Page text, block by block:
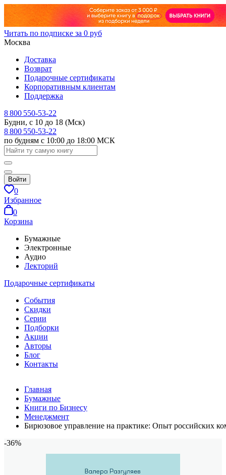
Читать по подписке за 0 руб
Москва
Доставка
Возврат
Подарочные сертификаты
Корпоративным клиентам
Поддержка
8 800 550-53-22
Будни, с 10 до 18 (Мск)
8 800 550-53-22
по будням с 10:00 до 18:00 МСК
Войти
0
Избранное
0
Корзина
Бумажные
Электронные
Аудио
Лекторий
Подарочные сертификаты
События
Скидки
Серии
Подборки
Акции
Авторы
Блог
Контакты
Главная
Бумажные
Книги по Бизнесу
Менеджмент
Бирюзовое управление на практике: Опыт российских
-36%